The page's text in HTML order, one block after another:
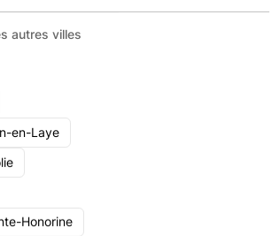
autres villes
en-Laye
Honorine
choisir un
gestion de
local ?
située dans la région Île-de-
dynamique offrant de
en matière de gestion de
avec un
ou qui connaît bien la région peut